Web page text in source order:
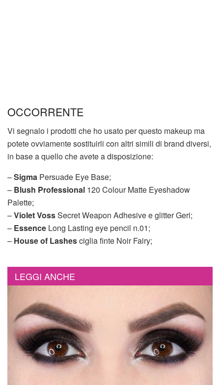
OCCORRENTE
Vi segnalo i prodotti che ho usato per questo makeup ma
potete ovviamente sostituirli con altri simili di brand diversi,
in base a quello che avete a disposizione:
–Sigma Persuade Eye Base;
– Blush Professional 120 Colour Matte Eyeshadow
Palette;
–Violet VossSecret Weapon Adhesive e glitter Geri;
– Essence Long Lasting eye pencil n.01;
– House of Lashesciglia finte Noir Fairy;
LEGGI ANCHE